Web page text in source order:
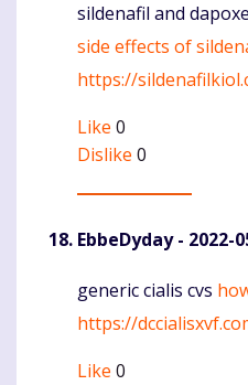
Komentaras
sildenafil and
side effects of
https://
Like 0
Dislike 0
EbbeDyday- 2022-
Komentaras
generic cialis cvs
https://
Like 0